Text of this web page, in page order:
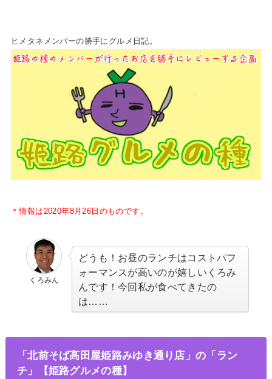
ヒメタネメンバーの勝手にグルメ日記。
＊情報は2020年8月26日のものです。
くろみん
どうも！お昼のランチはコストパフ
ォーマンスが高いのが嬉しいくろみ
んです！今回私が食べてきたの
は……
「北前そば高田屋姫路みゆき通り店」の「ラン
チ」【姫路グルメの種】